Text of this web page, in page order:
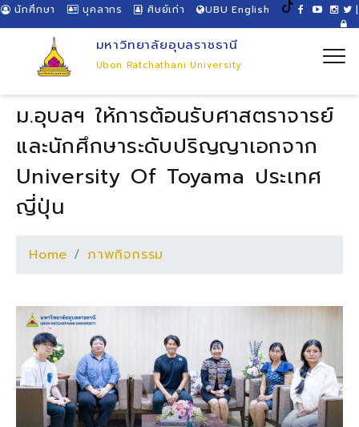
นักศึกษา บุคลากร ศิษย์เก่า UBU English |
มหาวิทยาลัยอุบลราชธานี
Ubon Ratchathani University
ม.อุบลฯ ให้การต้อนรับศาสตราจารย์
และนักศึกษาระดับปริญญาเอกจาก
University Of Toyama ประเทศ
ญี่ปุ่น
Home ภาพกิจกรรม